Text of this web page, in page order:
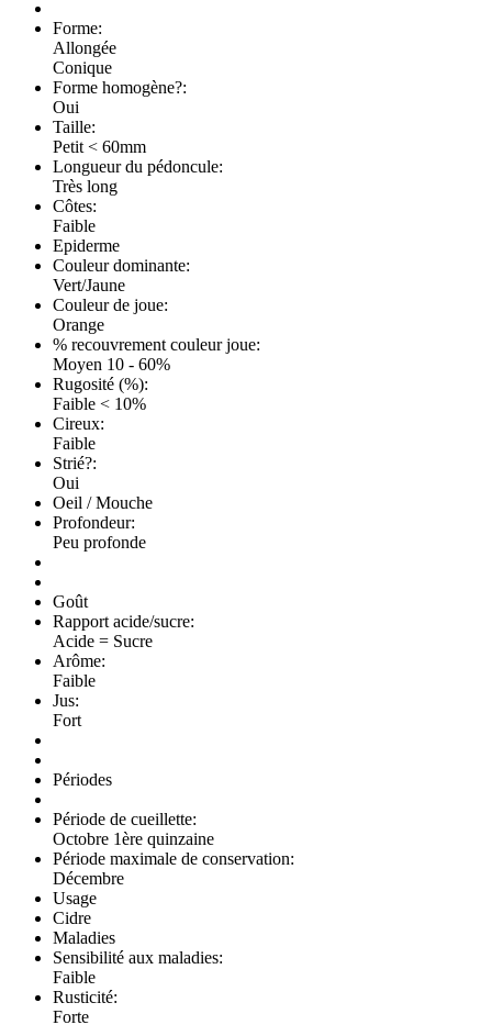
Forme:
Allongée
Conique
Forme homogène?:
Oui
Taille:
Petit < 60mm
Longueur du pédoncule:
Très long
Côtes:
Faible
Epiderme
Couleur dominante:
Vert/Jaune
Couleur de joue:
Orange
% recouvrement couleur joue:
Moyen 10 - 60%
Rugosité (%):
Faible < 10%
Cireux:
Faible
Strié?:
Oui
Oeil / Mouche
Profondeur:
Peu profonde
Goût
Rapport acide/sucre:
Acide = Sucre
Arôme:
Faible
Jus:
Fort
Périodes
Période de cueillette:
Octobre 1ère quinzaine
Période maximale de conservation:
Décembre
Usage
Cidre
Maladies
Sensibilité aux maladies:
Faible
Rusticité:
Forte